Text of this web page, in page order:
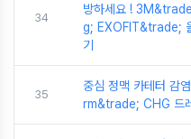
34
방하세요 !
g; EXOFIT&trade;
기
35
중심 정맥 카테터 감
rm&trade; CHG 드